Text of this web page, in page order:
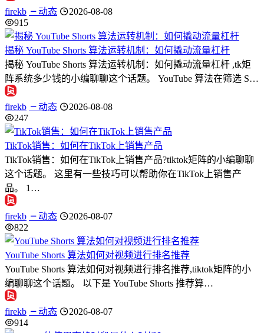
firekb 动态
2026-08-08
915
揭秘 YouTube Shorts 算法运转机制：如何撬动流量杠杆
揭秘 YouTube Shorts 算法运转机制：如何撬动流量杠杆 ,tk矩
阵系统多少钱的小编聊聊这个话题。 YouTube 算法在筛选 S…
firekb 动态
2026-08-08
247
TikTok销售：如何在TikTok上销售产品
TikTok销售：如何在TikTok上销售产品?tiktok矩阵的小编聊聊
这个话题。 这里有一些技巧可以帮助你在TikTok上销售产
品。 1…
firekb 动态
2026-08-07
822
YouTube Shorts 算法如何对视频进行排名推荐
YouTube Shorts 算法如何对视频进行排名推荐,tiktok矩阵的小
编聊聊这个话题。 以下是 YouTube Shorts 推荐算…
firekb 动态
2026-08-07
914